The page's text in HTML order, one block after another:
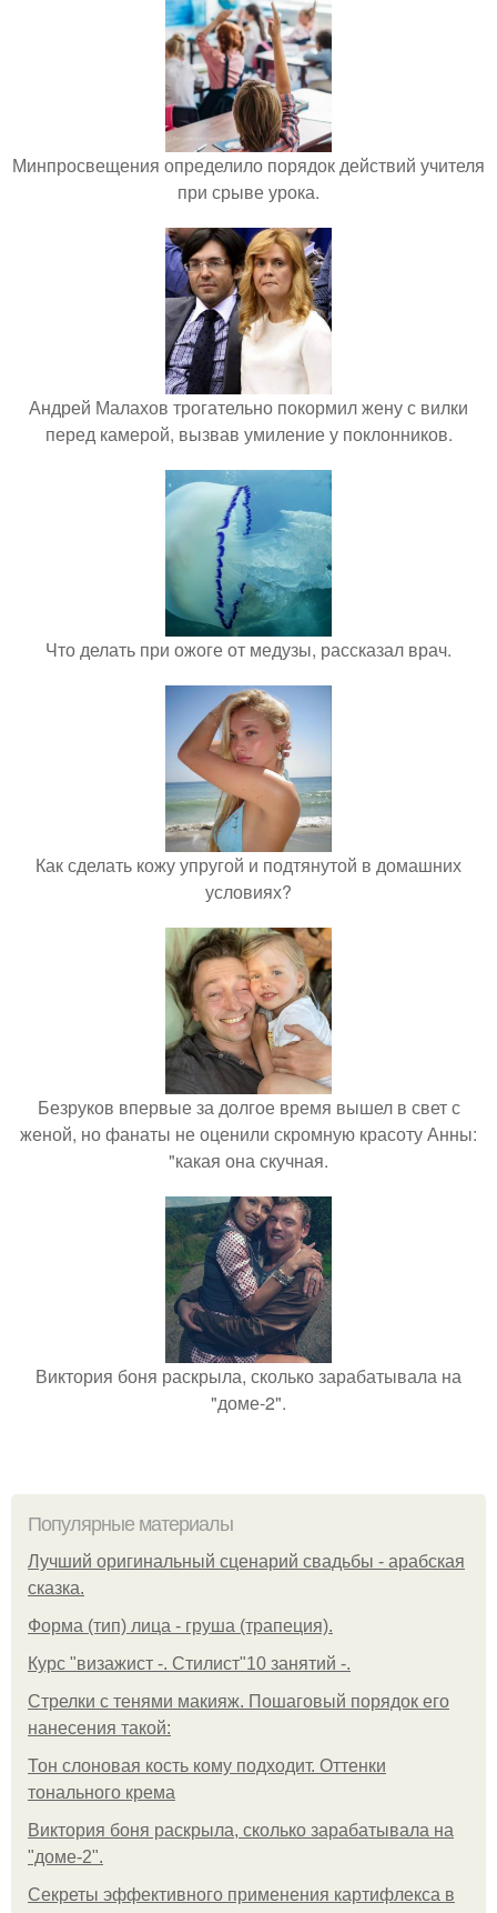
Минпросвещения определило порядок действий учителя
при срыве урока.
Андрей Малахов трогательно покормил жену с вилки
перед камерой, вызвав умиление у поклонников.
Что делать при ожоге от медузы, рассказал врач.
Как сделать кожу упругой и подтянутой в домашних
условиях?
Безруков впервые за долгое время вышел в свет с
женой, но фанаты не оценили скромную красоту Анны:
"какая она скучная.
Виктория боня раскрыла, сколько зарабатывала на
"доме-2".
Популярные материалы
Лучший оригинальный сценарий свадьбы - арабская
сказка.
Форма (тип) лица - груша (трапеция).
Курс "визажист -. Стилист"10 занятий -.
Стрелки с тенями макияж. Пошаговый порядок его
нанесения такой:
Тон слоновая кость кому подходит. Оттенки
тонального крема
Виктория боня раскрыла, сколько зарабатывала на
"доме-2".
Секреты эффективного применения картифлекса в